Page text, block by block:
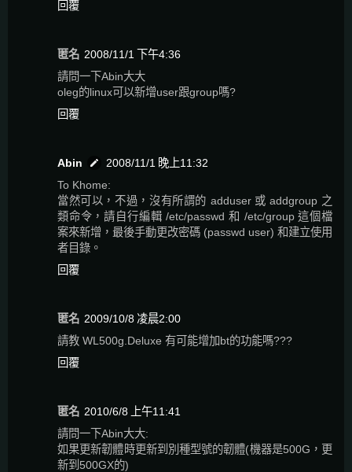
回覆
匿名 2008/11/1 下午4:36
請問一下Abin大大
oleg的linux可以新增user跟group嗎?
回覆
Abin
2008/11/1 晚上11:32
To Khome:
當然可以，不過，沒有所謂的 adduser 或 addgroup 之
類命令，請自行編輯 /etc/passwd 和 /etc/group 這個檔
案來新增，最後手動更改密碼 (passwd user) 和建立使用
者目錄。
回覆
匿名 2009/10/8 凌晨2:00
請教 WL500g.Deluxe 有可能增加bt的功能嗎???
回覆
匿名 2010/6/8 上午11:41
請問一下Abin大大:
如果更新韌體時更新到別種型號的韌體(機器是500G，更
新到500GX的)